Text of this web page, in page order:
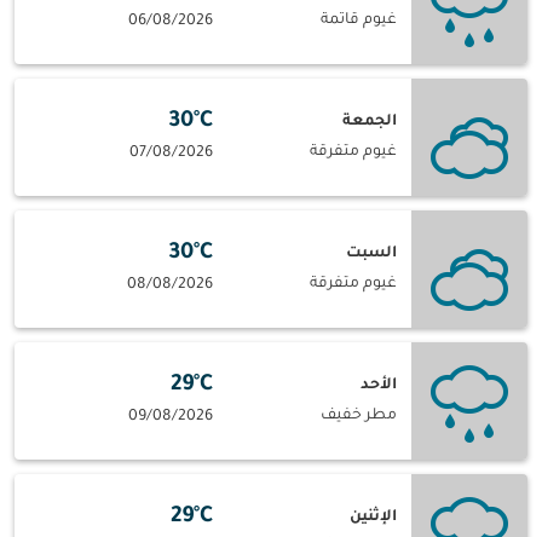
غيوم قاتمة 06/08/2026
الجمعة
غيوم متفرقة
30°C
07/08/2026
السبت
غيوم متفرقة
30°C
08/08/2026
الأحد
مطر خفيف
29°C
09/08/2026
الإثنين
29°C